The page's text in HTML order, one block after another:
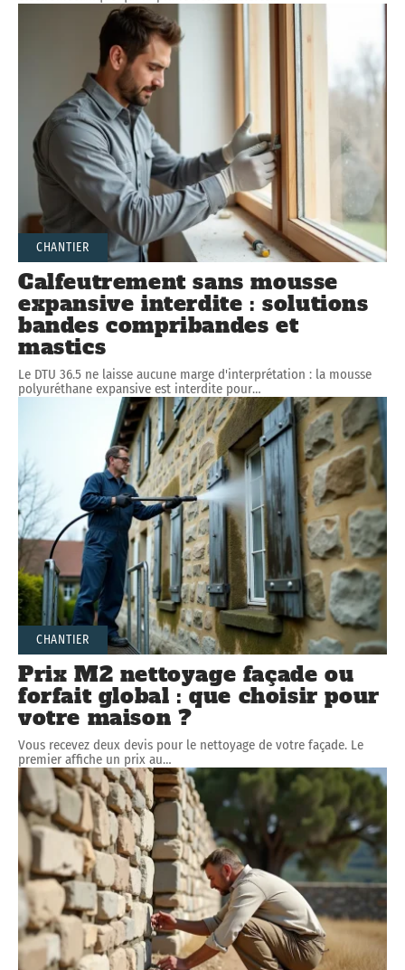
CHANTIER
Calfeutrement sans mousse
expansive interdite : solutions
bandes compribandes et
mastics
Le DTU 36.5 ne laisse aucune marge d'interprétation : la mousse
polyuréthane expansive est interdite pour…
CHANTIER
Prix M2 nettoyage façade ou
forfait global : que choisir pour
votre maison ?
Vous recevez deux devis pour le nettoyage de votre façade. Le
premier affiche un prix au…